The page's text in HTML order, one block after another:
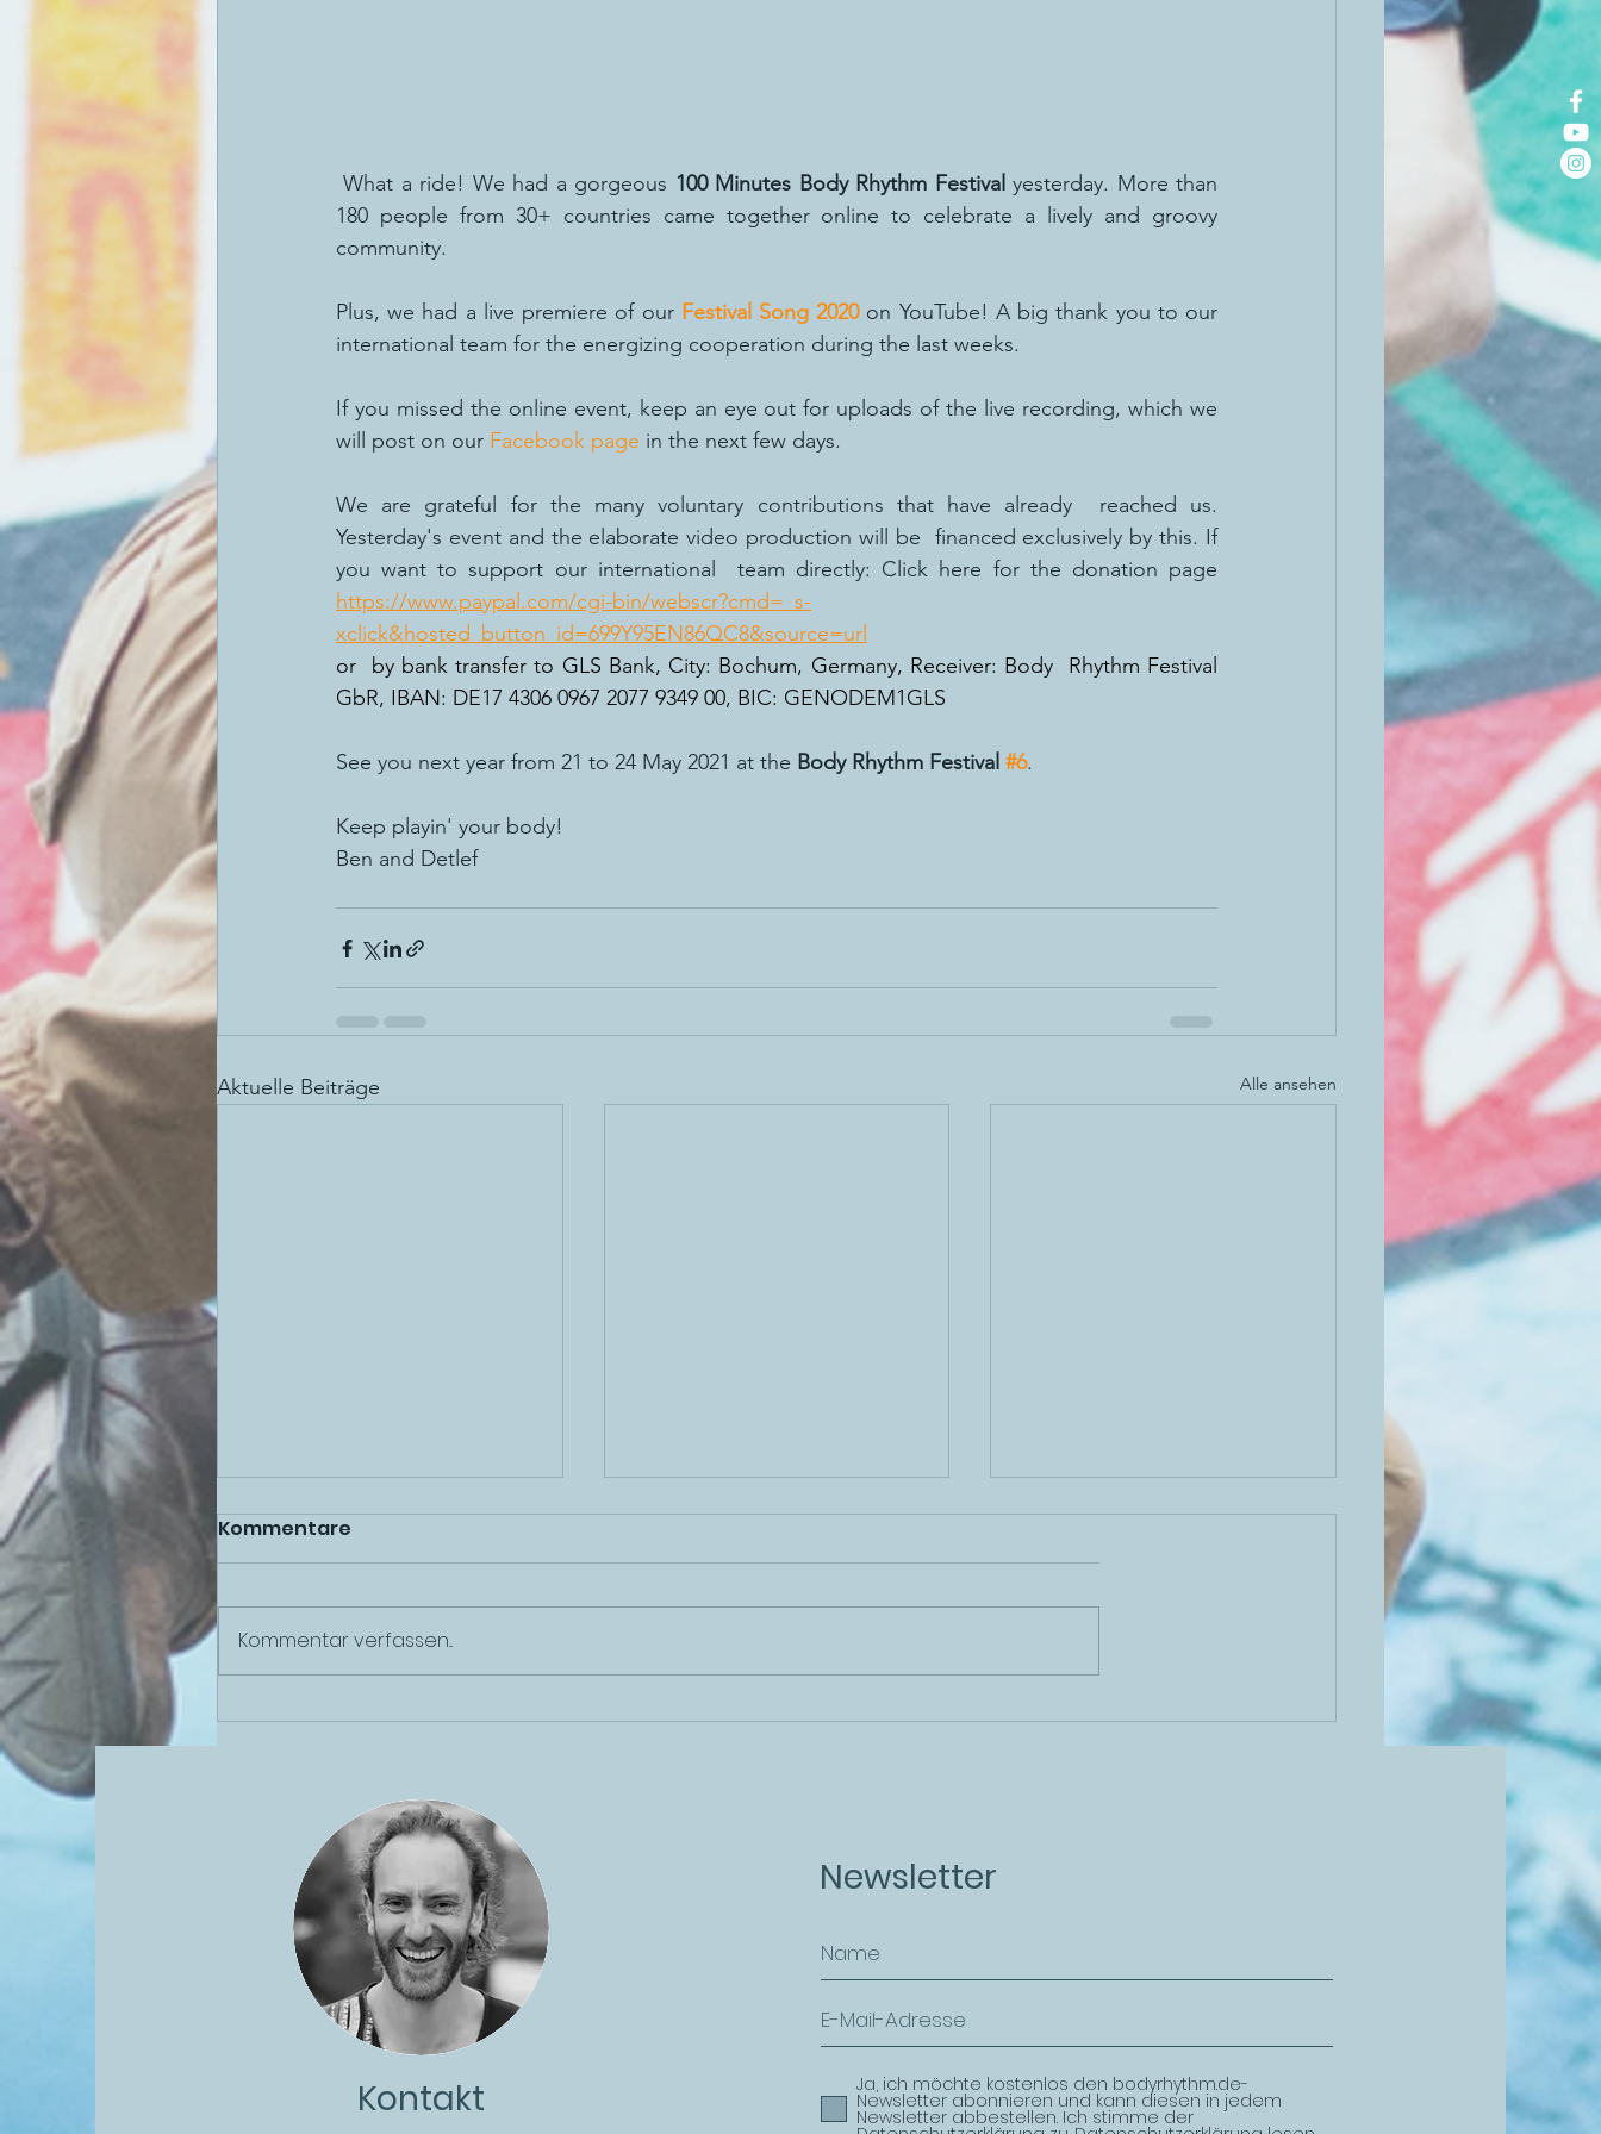
What a ride! We had a gorgeous 100 Minutes Body Rhythm Festival yesterday. More than
180 people from 30+ countries came together online to celebrate a lively and groovy
community.
Plus, we had a live premiere of our Festival Song 2020 on YouTube! A big thank you to our
international team for the energizing cooperation during the last weeks.
If you missed the online event, keep an eye out for uploads of the live recording, which we
will post on our Facebook page in the next few days.
We are grateful for the many voluntary contributions that have already  reached us.
Yesterday's event and the elaborate video production will be  financed exclusively by this. If
https://www.paypal.com/cgi-bin/webscr?cmd=_s-
xclick&hosted_button_id=699Y95EN86QC8&source=url
or  by bank transfer to GLS Bank, City: Bochum, Germany, Receiver: Body  Rhythm Festival
GbR, IBAN: DE17 4306 0967 2077 9349 00, BIC: GENODEM1GLS
See you next year from 21 to 24 May 2021 at the Body Rhythm Festival #6.
Keep playin' your body!
Ben and Detlef
Aktuelle Beiträge Alle ansehen
Groovy Autumn – Die
Kursprogramm 2020
Kommentare
Kommentar verfassen...
Kontakt
Newsletter
Ja, ich möchte kostenlos den bodyrhythm.de-
Newsletter abonnieren und kann diesen in jedem
Newsletter abbestellen. Ich stimme der